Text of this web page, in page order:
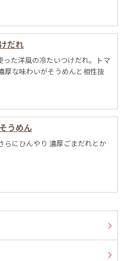
だれ
った洋風の冷たいつけだれ。トマ
厚な味わいがそうめんと相性抜
うめん
らにひんやり 濃厚ごまだれとか